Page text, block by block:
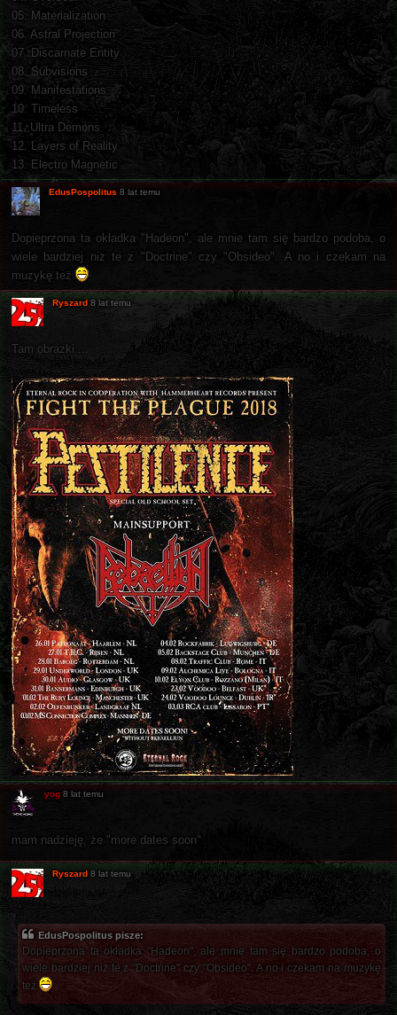
05. Materialization
06. Astral Projection
07. Discarnate Entity
08. Subvisions
09. Manifestations
10. Timeless
11. Ultra Demons
12. Layers of Reality
13. Electro Magnetic
EdusPospolitus 8 lat temu
Dopieprzona ta okładka "Hadeon", ale mnie tam się bardzo podoba, o
wiele bardziej niż te z "Doctrine" czy "Obsideo". A no i czekam na
muzykę też
Ryszard 8 lat temu
Tam obrazki....
yog 8 lat temu
mam nadzieję, że "more dates soon"
Ryszard 8 lat temu
EdusPospolitus pisze:
Dopieprzona ta okładka "Hadeon", ale mnie tam się bardzo podoba, o
wiele bardziej niż te z "Doctrine" czy "Obsideo". A no i czekam na muzykę
też